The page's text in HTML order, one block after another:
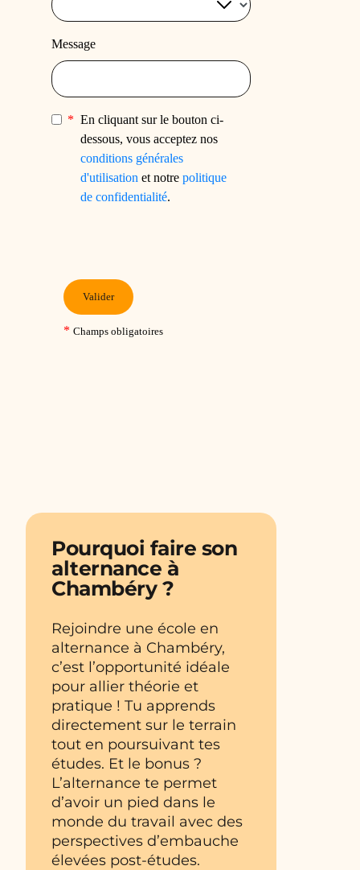
Pourquoi faire son
alternance à
Chambéry ?
Rejoindre une école en
alternance à Chambéry,
c’est l’opportunité idéale
pour allier théorie et
pratique ! Tu apprends
directement sur le terrain
tout en poursuivant tes
études. Et le bonus ?
L’alternance te permet
d’avoir un pied dans le
monde du travail avec des
perspectives d’embauche
élevées post-études.